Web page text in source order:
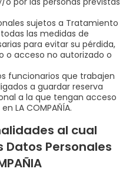
sujetos a Tratamiento
las medidas de
para evitar su pérdida,
o acceso no autorizado o
funcionarios que trabajen
a guardar reserva
a la que tengan acceso
LA COMPAÑÍA.
al cual
Personales